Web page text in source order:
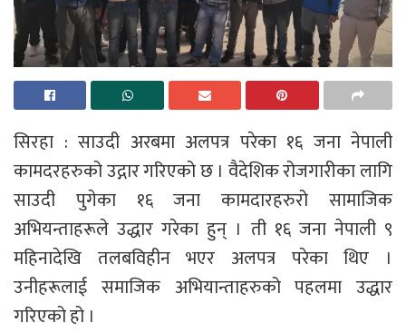
सिरहा : साउदी अरबमा अलपत्र परेका १६ जना नेपाली
कामदरहरुको उद्गार गरिएको छ । वैदेशिक रोजगारीका लागि
साउदी पुगेका १६ जना कामदारहरुरो सामाजिक
अभियन्ताहरूले उद्धार गरेका हुन् । ती १६ जना नेपाली ९
महिनादेखि तलबविहीन भएर अलपत्र परेका थिए ।
उनीहरूलाई समाजिक अभियान्ताहरुको पहलमा उद्धार
गरिएको हो ।